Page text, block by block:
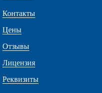
Контакты
Цены
Отзывы
Лицензия
Реквизиты